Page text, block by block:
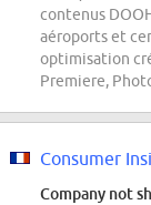
contenus
aéroports et
optimisation
Premiere,
Consumer
Company not